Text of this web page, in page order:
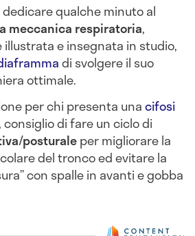
qualche minuto al
meccanica respiratoria,
e insegnata in studio,
di svolgere il suo
ottimale.
per chi presenta unacifosi
di fare un ciclo di
posturaleper migliorare la
del tronco ed evitare la
con spalle in avanti e gobba